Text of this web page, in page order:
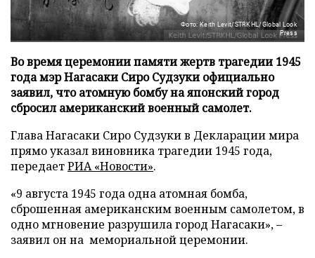
Фото: Keith Levit/STRKHL/Global Look
Press
Во время церемонии памяти жертв трагедии 1945
года мэр Нагасаки Сиро Судзуки официально
заявил, что атомную бомбу на японский город
сбросил американский военный самолет.
Глава Нагасаки Сиро Судзуки в Декларации мира
прямо указал виновника трагедии 1945 года,
передаетРИА «Новости».
«9 августа 1945 года одна атомная бомба,
сброшенная американским военным самолетом, в
одно мгновение разрушила город Нагасаки», –
заявил он на мемориальной церемонии.